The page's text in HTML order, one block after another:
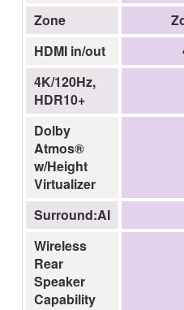
Zone
HDMI in/out
4K/120Hz,
HDR10+
Dolby
Atmos®
w/Height
Virtualizer
Surround:AI
Wireless
Rear
Speaker
Capability